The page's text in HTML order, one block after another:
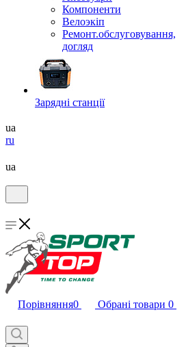
Компоненти
Велоэкіп
Ремонт.обслуговування,
догляд
Зарядні станції
ua
ru
ua
Порівняння0 Обрані товари 0